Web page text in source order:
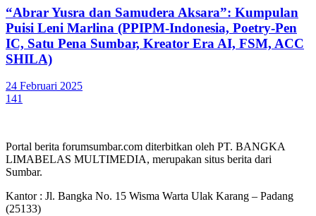
“Abrar Yusra dan Samudera Aksara”: Kumpulan
Puisi Leni Marlina (PPIPM-Indonesia, Poetry-Pen
IC, Satu Pena Sumbar, Kreator Era AI, FSM, ACC
SHILA)
24 Februari 2025
141
Portal berita forumsumbar.com diterbitkan oleh PT. BANGKA
LIMABELAS MULTIMEDIA, merupakan situs berita dari
Sumbar.
Kantor : Jl. Bangka No. 15 Wisma Warta Ulak Karang – Padang
(25133)